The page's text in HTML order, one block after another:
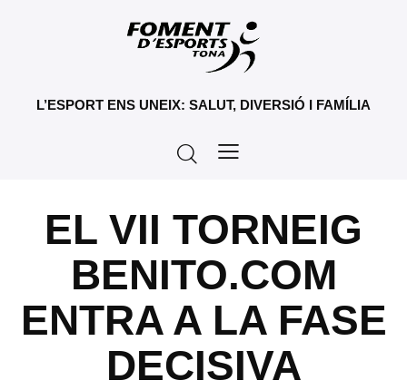
L’ESPORT ENS UNEIX: SALUT, DIVERSIÓ I FAMÍLIA
EL VII TORNEIG
BENITO.COM
ENTRA A LA FASE
DECISIVA